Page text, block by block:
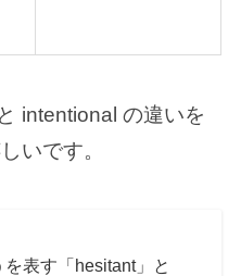
intentional の違いを
いです。
を表す「hesitant」と